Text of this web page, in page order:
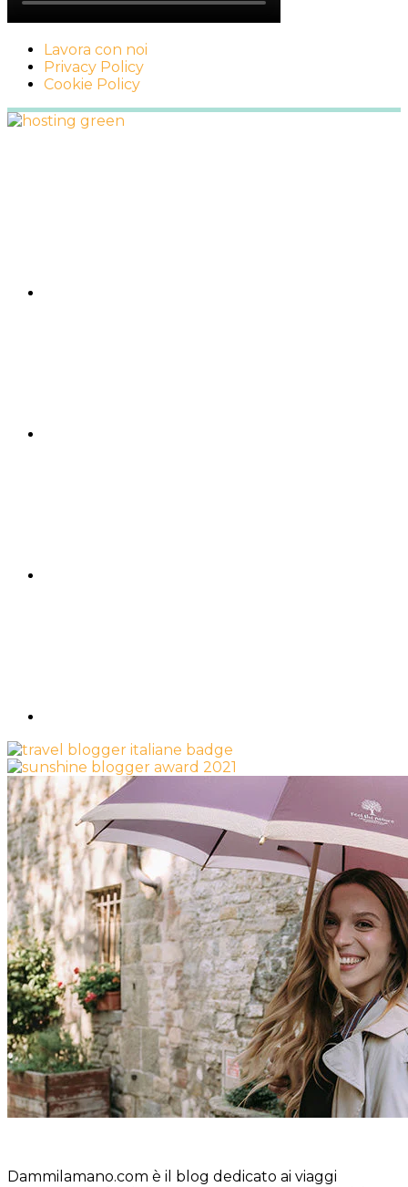
Lavora con noi
Privacy Policy
Cookie Policy
Footer
Dammilamano.com è il blog dedicato ai viaggi